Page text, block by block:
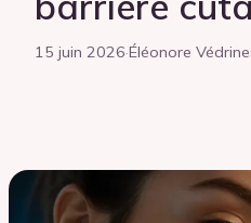
15 juin 2026·Éléonore